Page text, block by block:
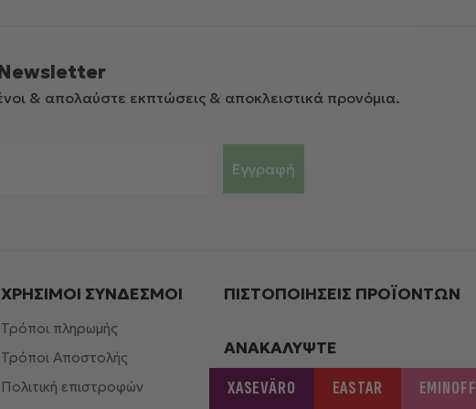
& απολαύστε εκπτώσεις & αποκλειστικά προνόμια.
Εγγραφή
ΧΡΗΣΙΜΟΙ ΣΎΝΔΕΣΜΟΙ
Τρόποι πληρωμής
Τρόποι Αποστολής
Πολιτική επιστροφών
ΠΙΣΤΟΠΟΙΉΣΕΙΣ ΠΡΟΪΌΝΤΩΝ
ΑΝΑΚΑΛΥΨΤΕ
XASEVÄRO EASTAR EMINOFF